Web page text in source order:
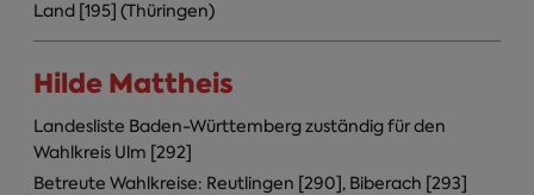
Land [195] (Thüringen)
Hilde Mattheis
Landesliste Baden-Württemberg zuständig für den
Wahlkreis Ulm [292]
Betreute Wahlkreise: Reutlingen [290], Biberach [293]